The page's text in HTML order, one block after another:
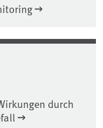
durch